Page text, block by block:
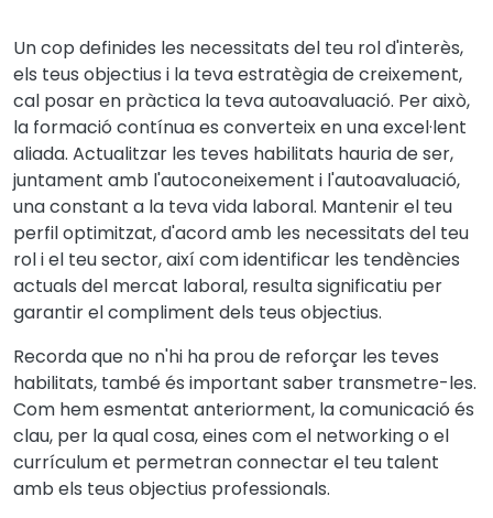
Un cop definides les necessitats del teu rol d'interès,
els teus objectius i la teva estratègia de creixement,
cal posar en pràctica la teva autoavaluació. Per això,
la formació contínua es converteix en una excel·lent
aliada. Actualitzar les teves habilitats hauria de ser,
juntament amb l'autoconeixement i l'autoavaluació,
una constant a la teva vida laboral. Mantenir el teu
perfil optimitzat, d'acord amb les necessitats del teu
rol i el teu sector, així com identificar les tendències
actuals del mercat laboral, resulta significatiu per
garantir el compliment dels teus objectius.
Recorda que no n'hi ha prou de reforçar les teves
habilitats, també és important saber transmetre-les.
Com hem esmentat anteriorment, la comunicació és
clau, per la qual cosa, eines com el networking o el
currículum et permetran connectar el teu talent
amb els teus objectius professionals.